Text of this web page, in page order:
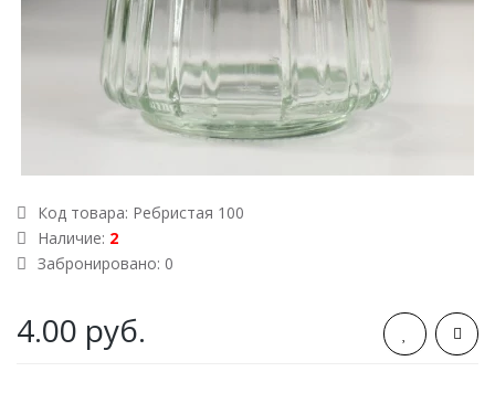
Код товара: Ребристая 100
Наличие: 2
Забронировано: 0
4.00 руб.